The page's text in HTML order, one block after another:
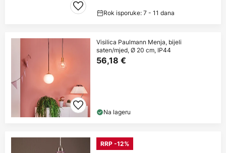
Rok isporuke: 7 - 11 dana
Visilica Paulmann Menja, bijeli
saten/mjed, Ø 20 cm, IP44
56,18 €
Na lageru
RRP -12%